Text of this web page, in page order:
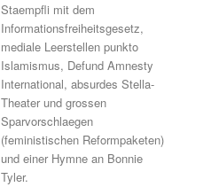
Staempfli mit dem
Informationsfreiheitsgesetz,
mediale Leerstellen punkto
Islamismus, Defund Amnesty
International, absurdes Stella-
Theater und grossen
Sparvorschlaegen
(feministischen Reformpaketen)
und einer Hymne an Bonnie
Tyler.